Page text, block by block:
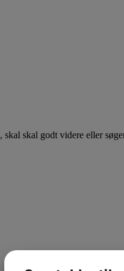
skal godt videre eller